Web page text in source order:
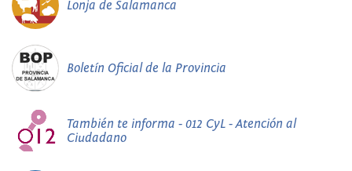
Lonja de Salamanca
Boletín Oficial de la Provincia
También te informa - 012 CyL - Atención al
Ciudadano